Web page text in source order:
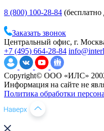
8 (800) 100-28-84
Заказать звонок
Центральный офис, г.
+7 (495) 664-28-84
Copyright© ООО «ИЛС»
Информация на сайте не
Политика обработки